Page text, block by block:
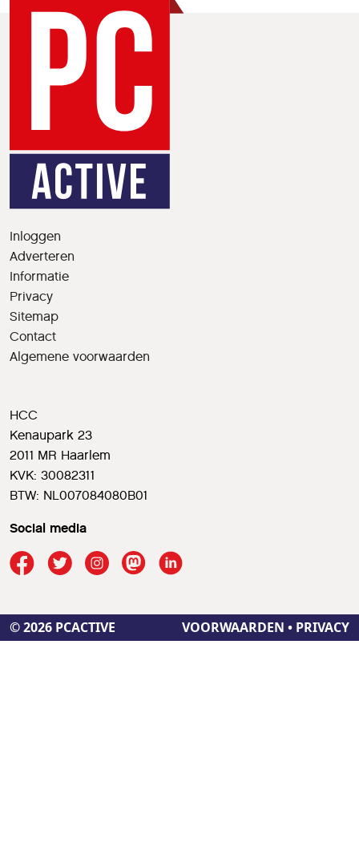
Inloggen
Adverteren
Informatie
Privacy
Sitemap
Contact
Algemene voorwaarden
HCC
Kenaupark 23
2011 MR Haarlem
KVK: 30082311
BTW: NL007084080B01
Social media
© 2026 PCACTIVE VOORWAARDEN • PRIVACY